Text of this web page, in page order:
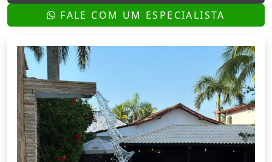
FALE COM UM ESPECIALISTA